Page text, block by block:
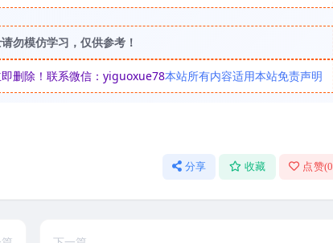
勿模仿学习，仅供参考！
删除！联系微信：yiguoxue78本站所有内容适用本站免责声明
分享 收藏 点赞(0